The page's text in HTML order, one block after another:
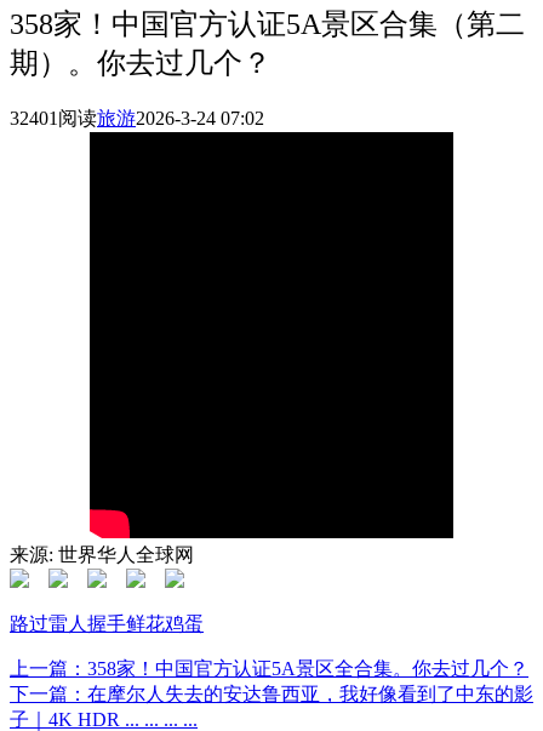
358家！中国官方认证5A景区合集（第二
期）。你去过几个？
32401阅读旅游2026-3-24 07:02
来源: 世界华人全球网
路过雷人 握手鲜花鸡蛋
上一篇：358家！中国官方认证5A景区全合集。你去过几个？
下一篇：在摩尔人失去的安达鲁西亚，我好像看到了中东的影
子｜4K HDR ... ... ... ...